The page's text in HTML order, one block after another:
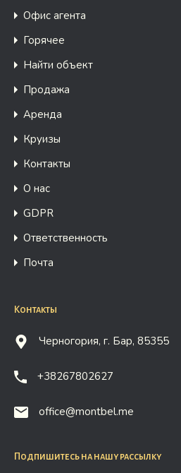
Офис агента
Горячее
Найти объект
Продажа
Аренда
Круизы
Контакты
О нас
GDPR
Ответственность
Почта
Контакты
Черногория, г. Бар, 85355
+38267802627
office@montbel.me
Подпишитесь на нашу рассылку